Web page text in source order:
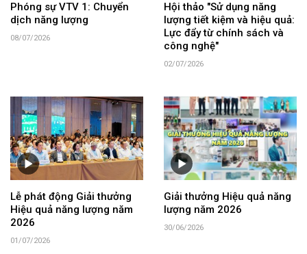
Phóng sự VTV 1: Chuyển
dịch năng lượng
08/07/2026
Hội thảo "Sử dụng năng
lượng tiết kiệm và hiệu quả:
Lực đẩy từ chính sách và
công nghệ"
02/07/2026
Lễ phát động Giải thưởng
Hiệu quả năng lượng năm
2026
01/07/2026
Giải thưởng Hiệu quả năng
lượng năm 2026
30/06/2026